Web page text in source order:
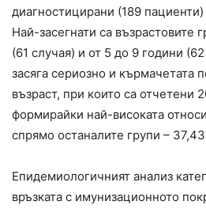
диагностицирани (189 пациенти)
Най-засегнати са възрастовите
(61 случая) и от 5 до 9 години
засяга сериозно и кърмачетата
възраст, при които са отчетени
формирайки най-високата
спрямо останалите групи –
Епидемиологичният анализ
връзката с имунизационното